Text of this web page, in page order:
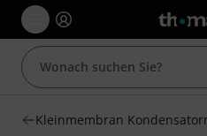
Kleinmembran